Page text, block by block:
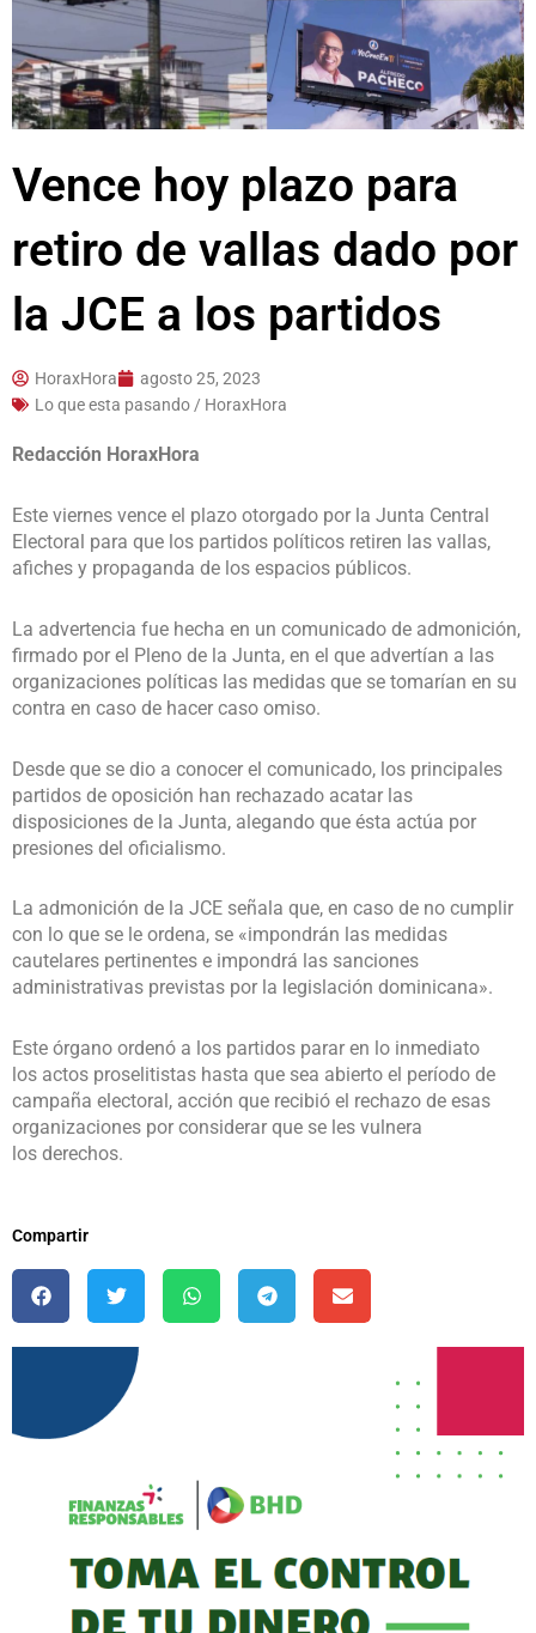
Vence hoy plazo para
retiro de vallas dado por
la JCE a los partidos
HoraxHora
agosto 25, 2023
Lo que esta pasando / HoraxHora
Redacción HoraxHora
Este viernes vence el plazo otorgado por la Junta Central
Electoral para que los partidos políticos retiren las vallas,
afiches y propaganda de los espacios públicos.
La advertencia fue hecha en un comunicado de admonición,
firmado por el Pleno de la Junta, en el que advertían a las
organizaciones políticas las medidas que se tomarían en su
contra en caso de hacer caso omiso.
Desde que se dio a conocer el comunicado, los principales
partidos de oposición han rechazado acatar las
disposiciones de la Junta, alegando que ésta actúa por
presiones del oficialismo.
La admonición de la JCE señala que, en caso de no cumplir
con lo que se le ordena, se «impondrán las medidas
cautelares pertinentes e impondrá las sanciones
administrativas previstas por la legislación dominicana».
Este órgano ordenó a los partidos parar en lo inmediato
los actos proselitistas hasta que sea abierto el período de
campaña electoral, acción que recibió el rechazo de esas
organizaciones por considerar que se les vulnera
los derechos.
Compartir